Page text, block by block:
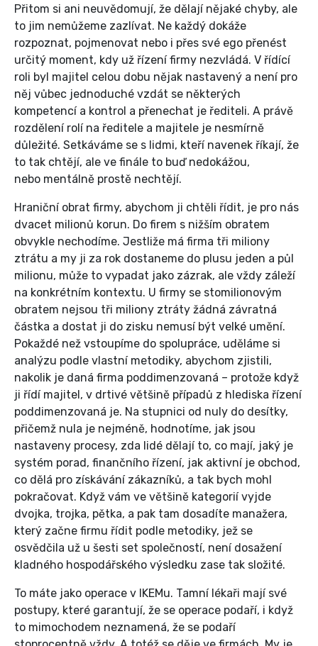
Přitom si ani neuvědomují, že dělají nějaké chyby, ale
to jim nemůžeme zazlívat. Ne každý dokáže
rozpoznat, pojmenovat nebo i přes své ego přenést
určitý moment, kdy už řízení firmy nezvládá. V řídící
roli byl majitel celou dobu nějak nastavený a není pro
něj vůbec jednoduché vzdát se některých
kompetencí a kontrol a přenechat je řediteli. A právě
rozdělení rolí na ředitele a majitele je nesmírně
důležité. Setkáváme se s lidmi, kteří navenek říkají, že
to tak chtějí, ale ve finále to buď nedokážou,
nebo mentálně prostě nechtějí.
Hraniční obrat firmy, abychom ji chtěli řídit, je pro nás
dvacet milionů korun. Do firem s nižším obratem
obvykle nechodíme. Jestliže má firma tři miliony
ztrátu a my ji za rok dostaneme do plusu jeden a půl
milionu, může to vypadat jako zázrak, ale vždy záleží
na konkrétním kontextu. U firmy se stomilionovým
obratem nejsou tři miliony ztráty žádná závratná
částka a dostat ji do zisku nemusí být velké umění.
Pokaždé než vstoupíme do spolupráce, uděláme si
analýzu podle vlastní metodiky, abychom zjistili,
nakolik je daná firma poddimenzovaná – protože když
ji řídí majitel, v drtivé většině případů z hlediska řízení
poddimenzovaná je. Na stupnici od nuly do desítky,
přičemž nula je nejméně, hodnotíme, jak jsou
nastaveny procesy, zda lidé dělají to, co mají, jaký je
systém porad, finančního řízení, jak aktivní je obchod,
co dělá pro získávání zákazníků, a tak bych mohl
pokračovat. Když vám ve většině kategorií vyjde
dvojka, trojka, pětka, a pak tam dosadíte manažera,
který začne firmu řídit podle metodiky, jež se
osvědčila už u šesti set společností, není dosažení
kladného hospodářského výsledku zase tak složité.
To máte jako operace v IKEMu. Tamní lékaři mají své
postupy, které garantují, že se operace podaří, i když
to mimochodem neznamená, že se podaří